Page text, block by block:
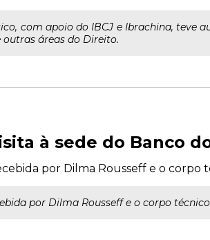
com apoio do IBCJ e Ibrachina, teve
áreas do Direito.
à sede do Banco
por Dilma Rousseff e o corpo
por Dilma Rousseff e o corpo técnico